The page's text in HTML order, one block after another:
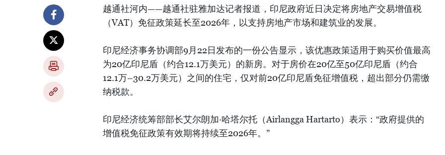
越通社河内——越通社驻雅加达记者报道，印尼政府近日决定将房地产交易增值税
（VAT）免征政策延长至2026年，以支持房地产市场和建筑业的发展。
印尼经济事务协调部9月22日发布的一份公告显示，该优惠政策适用于购买价值最高
为20亿印尼盾（约合12.1万美元）的新房。对于房价在20亿至50亿印尼盾（约合
12.1万–30.2万美元）之间的住宅，仅对前20亿印尼盾免征增值税，超出部分仍需缴
纳税款。
印尼经济统筹部部长艾尔朗加·哈塔尔托（Airlangga Hartarto）表示：“政府提供的
增值税免征政策有效期将持续至2026年。”